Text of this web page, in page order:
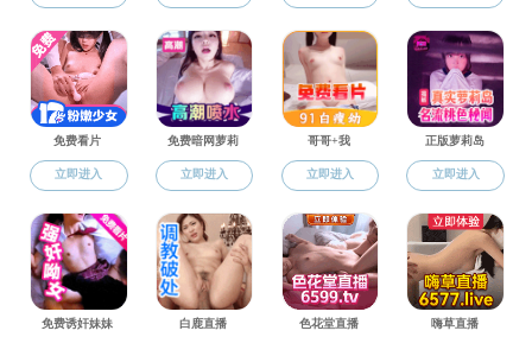
在职教育